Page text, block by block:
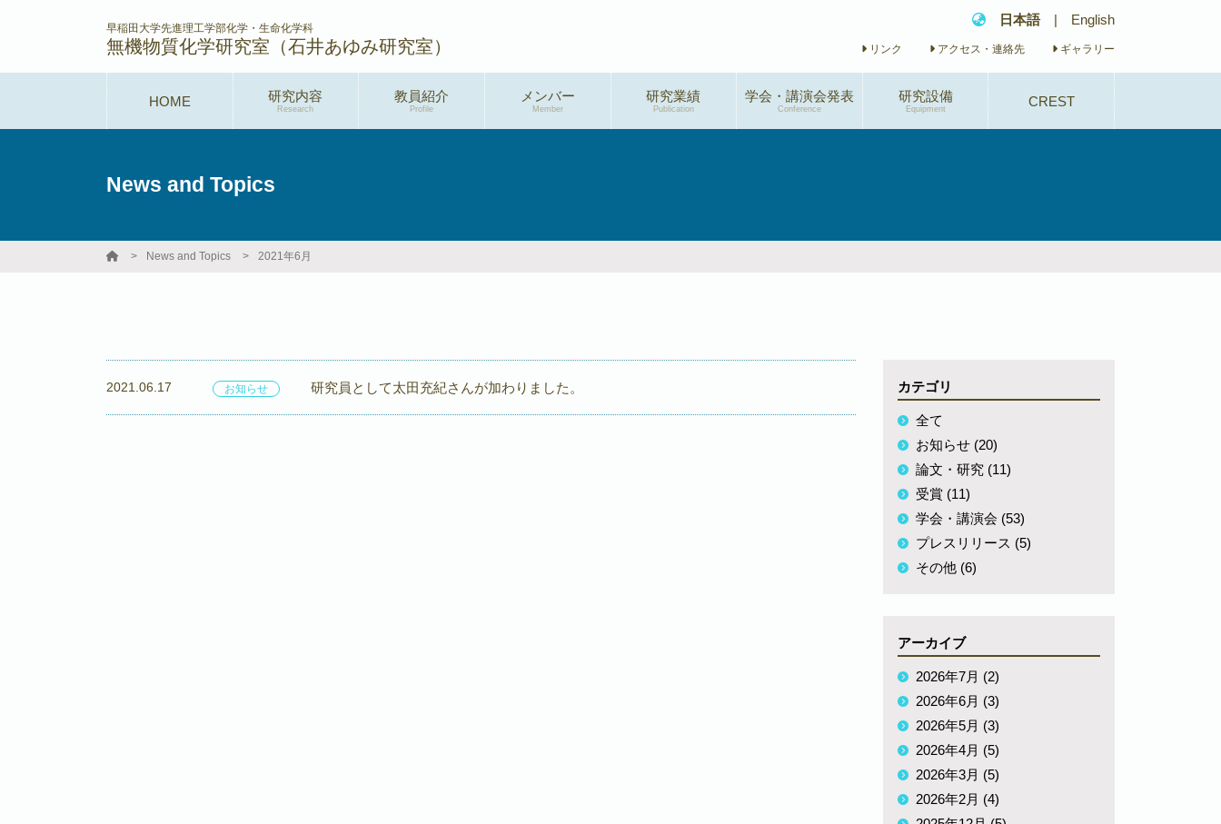
早稲田大学先進理工学部化学・生命化学科
無機物質化学研究室（石井あゆみ研究室）
日本語 | English
リンク アクセス・連絡先 ギャラリー
HOME 研究内容
Research
教員紹介
Profile
メンバー
Member
研究業績
Publication
学会・講演会発表
Conference
研究設備
Equipment
CREST
News and Topics
News and Topics 2021年6月
2021.06.17 お知らせ 研究員として太田充紀さんが加わりました。 カテゴリ
全て
お知らせ (20)
論文・研究 (11)
受賞 (11)
学会・講演会 (53)
プレスリリース (5)
その他 (6)
アーカイブ
2026年7月 (2)
2026年6月 (3)
2026年5月 (3)
2026年4月 (5)
2026年3月 (5)
2026年2月 (4)